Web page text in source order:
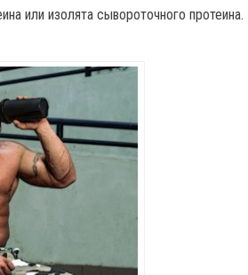
или изолята сывороточного протеина.